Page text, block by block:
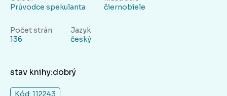
Průvodce spekulanta
čiernobiele
Počet strán
136
Jazyk
český
stav knihy:dobrý
Kód: 112243